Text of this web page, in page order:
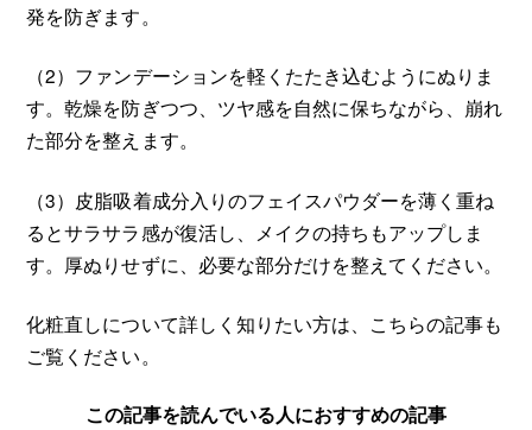
発を防ぎます。
（2）ファンデーションを軽くたたき込むようにぬりま
す。乾燥を防ぎつつ、ツヤ感を自然に保ちながら、崩れ
た部分を整えます。
（3）皮脂吸着成分入りのフェイスパウダーを薄く重ね
るとサラサラ感が復活し、メイクの持ちもアップしま
す。厚ぬりせずに、必要な部分だけを整えてください。
化粧直しについて詳しく知りたい方は、こちらの記事も
ご覧ください。
この記事を読んでいる人におすすめの記事